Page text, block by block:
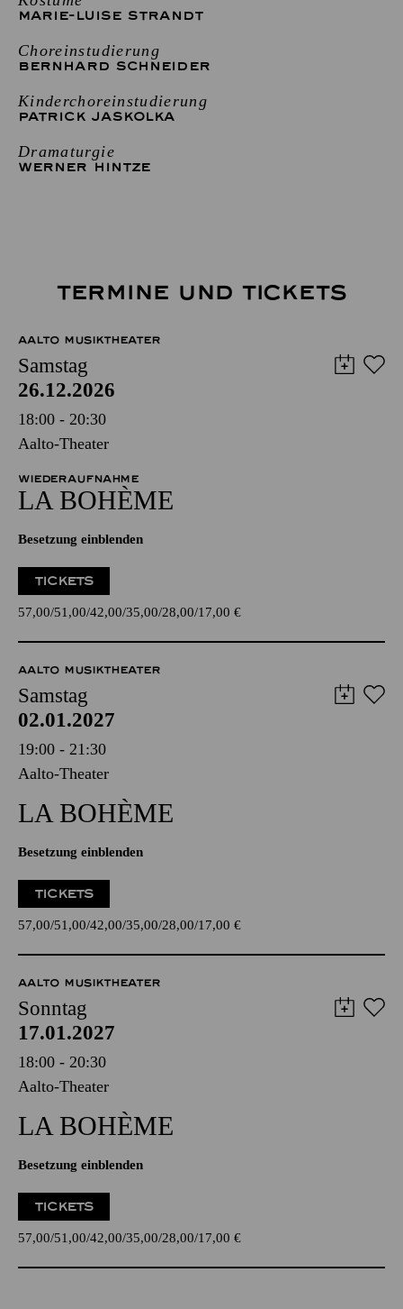
MARIE-LUISE STRANDT
Choreinstudierung
BERNHARD SCHNEIDER
Kinderchoreinstudierung
PATRICK JASKOLKA
Dramaturgie
WERNER HINTZE
TERMINE UND TICKETS
AALTO MUSIKTHEATER
Samstag
26.12.2026
18:00 - 20:30
Aalto-Theater
WIEDERAUFNAHME
LA BOHÈME
Besetzung einblenden
TICKETS
57,00 51,00 42,00 35,00 28,00 17,00 €
AALTO MUSIKTHEATER
Samstag
02.01.2027
19:00 - 21:30
Aalto-Theater
LA BOHÈME
Besetzung einblenden
TICKETS
57,00 51,00 42,00 35,00 28,00 17,00 €
AALTO MUSIKTHEATER
Sonntag
17.01.2027
18:00 - 20:30
Aalto-Theater
LA BOHÈME
Besetzung einblenden
TICKETS
57,00 51,00 42,00 35,00 28,00 17,00 €